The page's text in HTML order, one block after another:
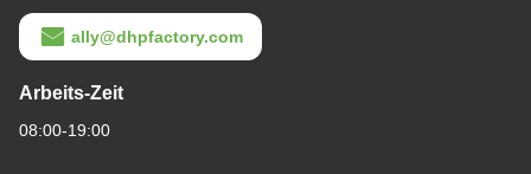
ally@dhpfactory.com
Arbeits-Zeit
08:00-19:00